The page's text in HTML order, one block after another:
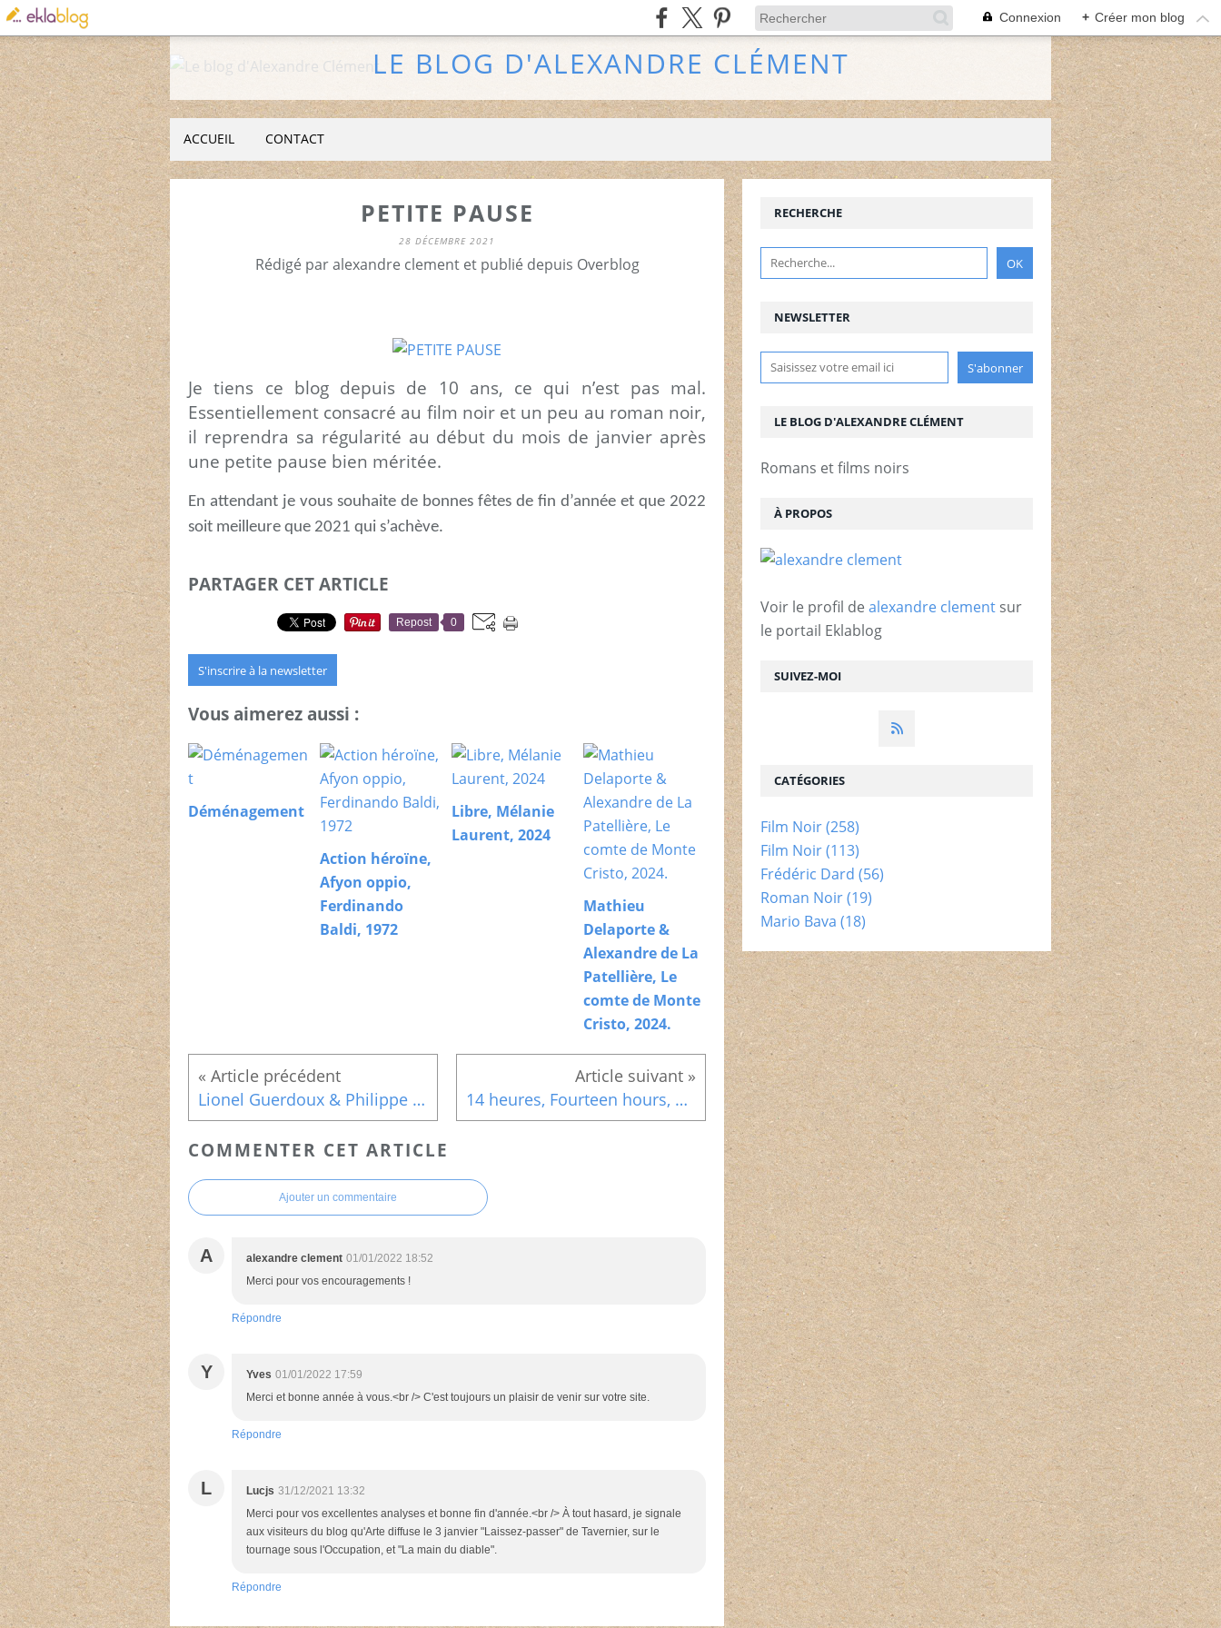
Connexion + Créer mon blog
LE BLOG D'ALEXANDRE CLÉMENT
ACCUEIL CONTACT
PETITE PAUSE
28 DÉCEMBRE 2021
Rédigé par alexandre clement et publié depuis Overblog
Je tiens ce blog depuis de 10 ans, ce qui n’est pas mal.
Essentiellement consacré au film noir et un peu au roman noir,
il reprendra sa régularité au début du mois de janvier après
une petite pause bien méritée.
En attendant je vous souhaite de bonnes fêtes de fin d’année et que 2022
soit meilleure que 2021 qui s’achève.
PARTAGER CET ARTICLE
Repost 0
S'inscrire à la newsletter
Vous aimerez aussi :
Déménagement
Action héroïne,
Afyon oppio,
Ferdinando
Baldi, 1972
Libre, Mélanie
Laurent, 2024
Mathieu
Delaporte &
Alexandre de La
Patellière, Le
comte de Monte
Cristo, 2024.
Lionel Guerdoux & Philippe Aurousseau, Talents du maître Dard, Editions de l’Oncle Archibald, 2021 14 heures, Fourteen hours, Henry Hathaway, 1951
COMMENTER CET ARTICLE
Ajouter un commentaire
A alexandre clement 01/01/2022 18:52
Merci pour vos encouragements !
Répondre
Y Yves 01/01/2022 17:59
Merci et bonne année à vous.<br /> C'est toujours un plaisir de venir sur votre site.
Répondre
L Lucjs 31/12/2021 13:32
Merci pour vos excellentes analyses et bonne fin d'année.<br /> À tout hasard, je signale
aux visiteurs du blog qu'Arte diffuse le 3 janvier "Laissez-passer" de Tavernier, sur le
tournage sous l'Occupation, et "La main du diable".
Répondre
NEWSLETTER
SUIVEZ-MOI
RECHERCHE
LE BLOG D'ALEXANDRE CLÉMENT
Romans et films noirs
À PROPOS
Voir le profil de alexandre clement sur
le portail Eklablog
CATÉGORIES
Film Noir(258)
Film Noir(113)
Frédéric Dard (56)
Roman Noir(19)
Mario Bava (18)